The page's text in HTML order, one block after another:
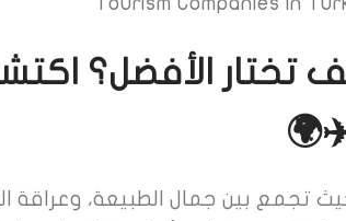
تختار الأفضل؟
تجمع بين جمال الطبيعة، وعراقة